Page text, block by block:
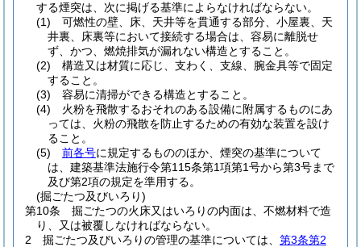
する煙突は、次に掲げる基準によらなければならない。
(1)
可燃性の壁、床、天井等を貫通する部分、小屋裏、天
井裏、床裏等において接続する場合は、容易に離脱せ
ず、かつ、燃焼排気が漏れない構造とすること。
(2)
構造又は材質に応じ、支わく、支線、腕金具等で固定
すること。
(3)
容易に清掃ができる構造とすること。
(4)
火粉を飛散するおそれのある設備に附属するものにあ
っては、火粉の飛散を防止するための有効な装置を設け
ること。
(5)
前各号に規定するもののほか、煙突の基準について
は、建築基準法施行令第115条第1項第1号から第3号まで
及び第2項の規定を準用する。
(掘ごたつ及びいろり)
第10条
掘ごたつの火床又はいろりの内面は、不燃材料で造
り、又は被覆しなければならない。
2
掘ごたつ及びいろりの管理の基準については、 第3条第2